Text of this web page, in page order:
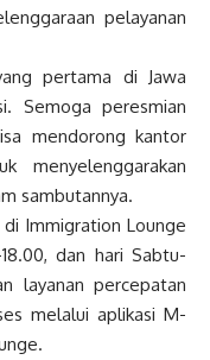
pelayanan
pertama di Jawa
Semoga peresmian
mendorong kantor
menyelenggarakan
sambutannya.
Immigration Lounge
dan hari Sabtu-
layanan percepatan
melalui aplikasi M-